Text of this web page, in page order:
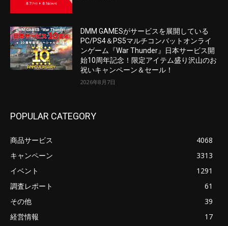
DMM GAMESがサービスを展開している
PC/PS4＆PS5マルチコンバットオンライ
ンゲーム『War Thunder』日本サービス開
始10周年記念！限定アイテム盛り沢山のお
祝いキャンペーン＆セール！
2026年8月7日
POPULAR CATEGORY
商品サービス
4068
キャンペーン
3313
イベント
1291
調査レポート
61
その他
39
経営情報
17